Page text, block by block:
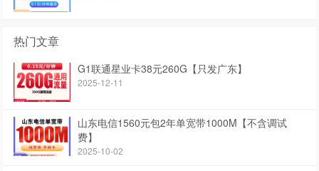
热门文章
G1联通星业卡38元260G【只发广东】
2025-12-11
山东电信1560元包2年单宽带1000M【不含调试
费】
2025-10-02